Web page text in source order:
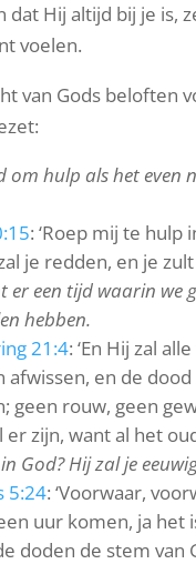
dat Hij altijd bij je is,
voelen.
van Gods beloften
om hulp als het even
: ‘Roep mij te hulp
je redden, en je
er een tijd waarin we
hebben.
21:4: ‘En Hij zal
afwissen, en de
geen rouw, geen
er zijn, want al het
God? Hij zal je
5:24: ‘Voorwaar,
uur komen, ja het
doden de stem van